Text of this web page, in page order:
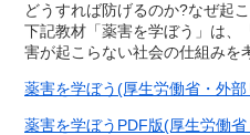
どうすれば防げるのか?なぜ起
下記教材「薬害を学ぼう」は、
害が起こらない社会の仕組みを
薬害を学ぼう(厚生労働省・外部
薬害を学ぼうPDF版(厚生労働